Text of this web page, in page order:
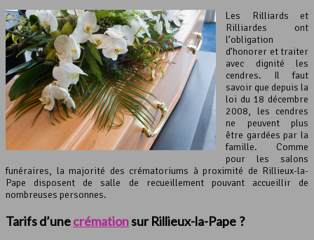
Les Rilliards et
Rilliardes ont
l’obligation
d’honorer et traiter
avec dignité les
cendres. Il faut
savoir que depuis la
loi du 18 décembre
2008, les cendres
ne peuvent plus
être gardées par la
famille. Comme
pour les salons
funéraires, la majorité des crématoriums à proximité de Rillieux-la-
Pape disposent de salle de recueillement pouvant accueillir de
nombreuses personnes.
Tarifs d’unecrémationsur Rillieux-la-Pape ?